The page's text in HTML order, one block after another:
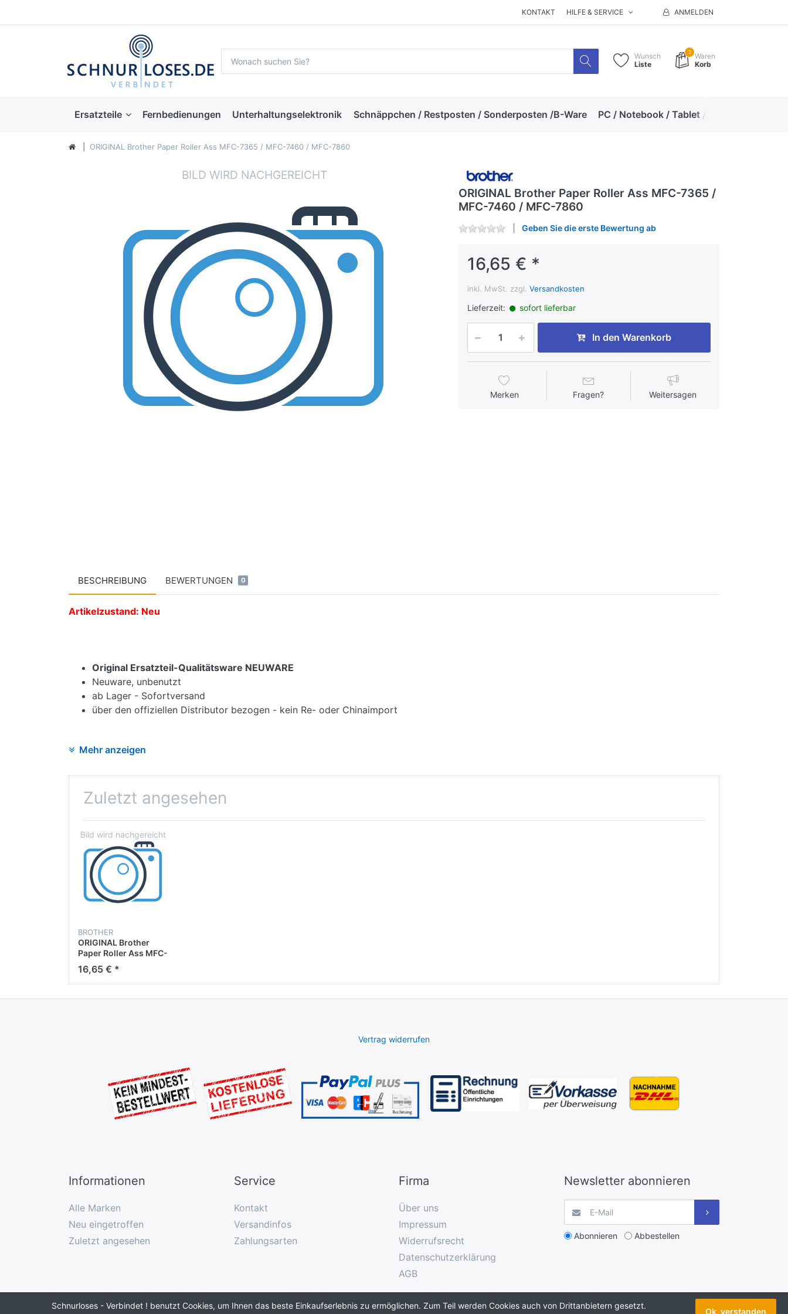
KONTAKT HILFE & SERVICE ANMELDEN
Wunsch
Liste
2 Waren
Korb
Ersatzteile Fernbedienungen Unterhaltungselektronik Schnäppchen / Restposten / Sonderposten /B-Ware PC / Notebook / Tablet / Zubehör
ORIGINAL Brother Paper Roller Ass MFC-7365 / MFC-7460 / MFC-7860
ORIGINAL Brother Paper Roller Ass MFC-7365 /
MFC-7460 / MFC-7860
Geben Sie die erste Bewertung ab
16,65 € *
inkl. MwSt. zzgl. Versandkosten
Lieferzeit: sofort lieferbar
In den Warenkorb
Merken Fragen? Weitersagen
BESCHREIBUNG BEWERTUNGEN 0
Artikelzustand: Neu
Original Ersatzteil-Qualitätsware NEUWARE
Neuware, unbenutzt
ab Lager - Sofortversand
über den offiziellen Distributor bezogen - kein Re- oder Chinaimport
Angaben zur Produktsicherheit:
Hersteller:
Brother International GmbH
Konrad-Adenauer-Allee 1-11
D - 61118
Bad Vilbel
brother@brother.de
brother@brother.de
Mehr anzeigen
Zuletzt angesehen
BROTHER
ORIGINAL Brother
Paper Roller Ass MFC-
7365 / MFC-7460 /
MFC-7860
16,65 € *
Vertrag widerrufen
Informationen
Alle Marken
Neu eingetroffen
Zuletzt angesehen
Service
Kontakt
Versandinfos
Zahlungsarten
Firma
Über uns
Impressum
Widerrufsrecht
Datenschutzerklärung
AGB
Newsletter abonnieren
Abonnieren Abbestellen
Schnurloses - Verbindet ! benutzt Cookies, um Ihnen das beste Einkaufserlebnis zu ermöglichen. Zum Teil werden Cookies auch von Drittanbietern gesetzt.
Ok, verstanden